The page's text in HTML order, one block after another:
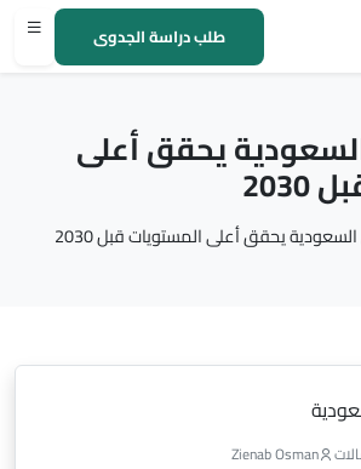
طلب دراسة الجدوى
يحقق أعلى
يحقق أعلى المستويات قبل 2030
Zienab Osman